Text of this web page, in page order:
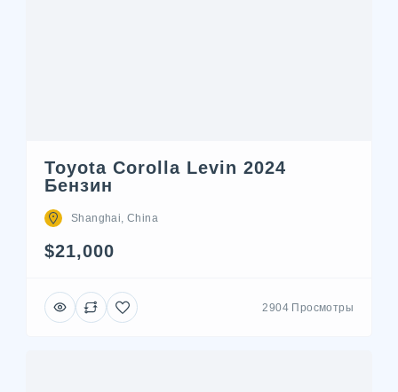
Toyota Corolla Levin 2024
Бензин
Shanghai, China
$21,000
2904 Просмотры